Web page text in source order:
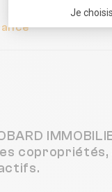
Je choisis
copropriétés,